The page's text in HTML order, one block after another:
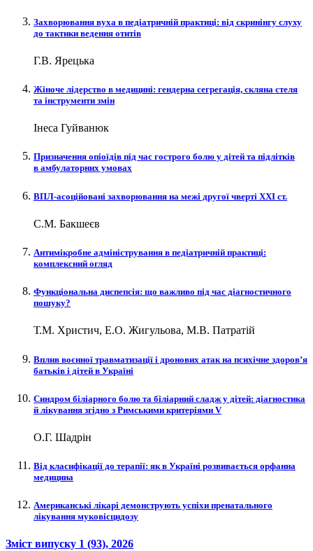
Захворювання вуха в педіатричній практиці: від скринінгу слуху
до тактики ведення отитів
Г.В. Ярецька
Жіноче лідерство в медицині: гендерна сегрегація, скляна стеля
та інструменти змін
Інеса Гуйванюк
Призначення опіоїдів під час гострого болю у дітей та підлітків
в амбулаторних умовах
ВПЛ-асоційовані захворювання на межі другої чверті XXI ст.
С.М. Бакшеєв
Антимікробне адміністрування в педіатричній практиці:
комплексний огляд
Функціональна диспепсія: що важливо під час діагностичного
пошуку?
Т.М. Христич, Е.О. Жигульова, М.В. Патратій
Вплив воєнної травматизації і дронових атак на психічне здоров’я
батьків і дітей в Україні
Синдром біліарного болю та біліарний сладж у дітей: діагностика
й лікування згідно з Римськими критеріями V
О.Г. Шадрін
Від класифікації до терапії: як в Україні розвивається орфанна
медицина
Американські лікарі демонструють успіхи пренатального
лікування муковісцидозу
Зміст випуску 1 (93), 2026